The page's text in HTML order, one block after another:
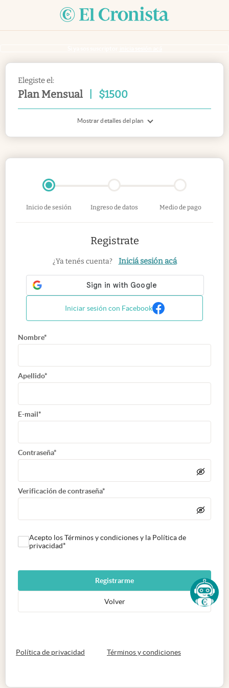
Elegiste el:
Plan Mensual $1500
Mostrar detalles del plan
Inicio de sesión Ingreso de datos Medio de pago
Registrate
¿Ya tenés cuenta? Iniciá sesión acá
Iniciar sesión con Facebook
Nombre*
Apellido*
E-mail*
Contraseña*
Verificación de contraseña*
Acepto los Términos y condiciones y la Política de
privacidad*
Registrarme
Volver
Política de privacidad abre en nueva pestaña
Términos y condicionesabre en nueva